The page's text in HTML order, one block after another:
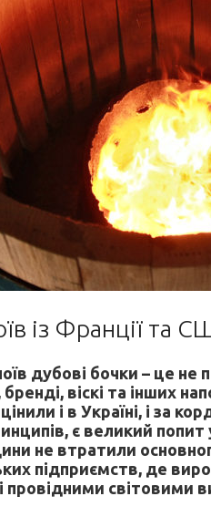
із Франції та
дубові бочки – це не
віскі та інших
і в Україні, і за
є великий
не втратили
підприємств, де
провідними світовими